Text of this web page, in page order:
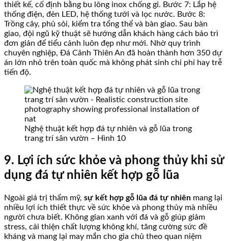
thiết kế, cố định bằng bu lông inox chống gỉ. Bước 7: Lắp hệ
thống điện, đèn LED, hệ thống tưới và lọc nước. Bước 8:
Trồng cây, phủ sỏi, kiểm tra tổng thể và bàn giao. Sau bàn
giao, đội ngũ kỹ thuật sẽ hướng dẫn khách hàng cách bảo trì
đơn giản để tiểu cảnh luôn đẹp như mới. Nhờ quy trình
chuyên nghiệp, Đá Cảnh Thiên An đã hoàn thành hơn 350 dự
án lớn nhỏ trên toàn quốc mà không phát sinh chi phí hay trễ
tiến độ.
Nghệ thuật kết hợp đá tự nhiên và gỗ lũa trong
trang trí sân vườn – Hình 10
9. Lợi ích sức khỏe và phong thủy khi sử
dụng đá tự nhiên kết hợp gỗ lũa
Ngoài giá trị thẩm mỹ, sự kết hợp gỗ lũa đá tự nhiên mang lại
nhiều lợi ích thiết thực về sức khỏe và phong thủy mà nhiều
người chưa biết. Không gian xanh với đá và gỗ giúp giảm
stress, cải thiện chất lượng không khí, tăng cường sức đề
kháng và mang lại may mắn cho gia chủ theo quan niệm